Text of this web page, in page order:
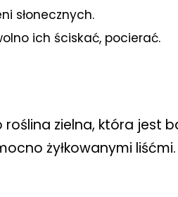
słonecznych.
ich ściskać, pocierać.
zielna, która jest
żyłkowanymi